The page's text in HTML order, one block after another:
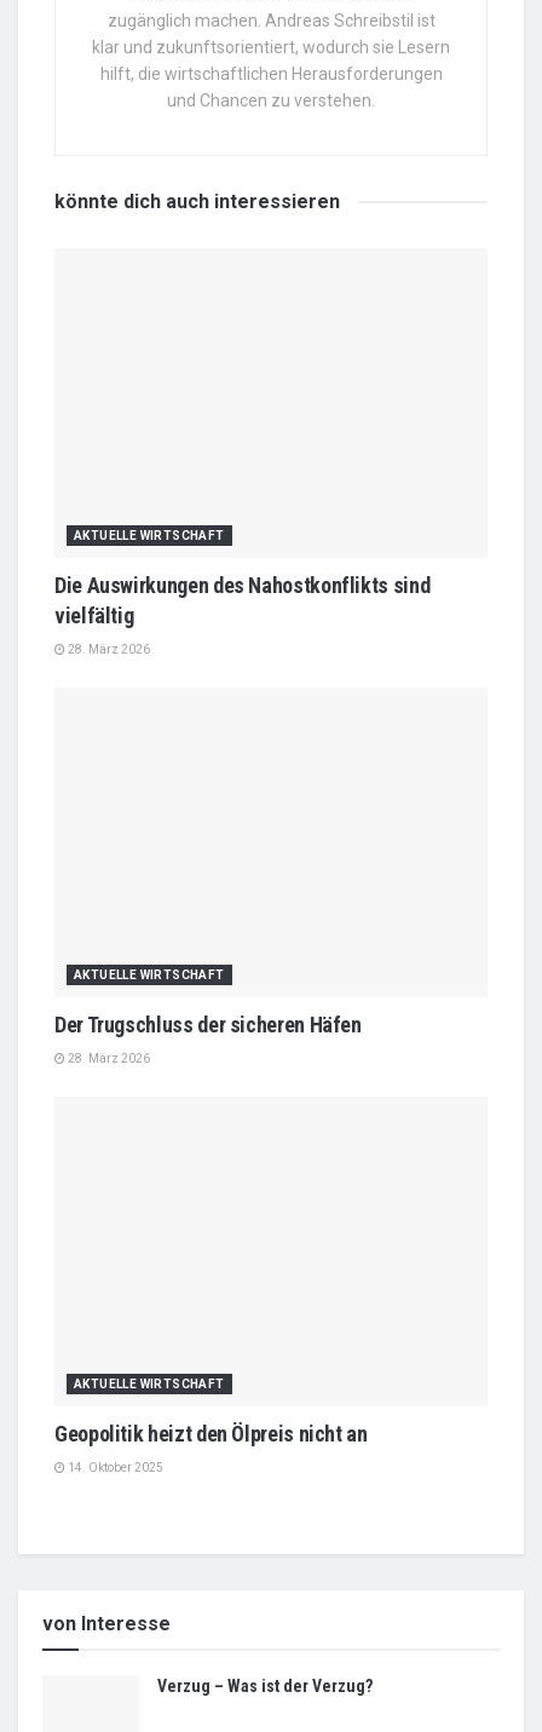
zugänglich machen. Andreas Schreibstil ist
klar und zukunftsorientiert, wodurch sie Lesern
hilft, die wirtschaftlichen Herausforderungen
und Chancen zu verstehen.
könnte dich auch interessieren
AKTUELLE WIRTSCHAFT
Die Auswirkungen des Nahostkonflikts sind
vielfältig
28. März 2026
AKTUELLE WIRTSCHAFT
Der Trugschluss der sicheren Häfen
28. März 2026
AKTUELLE WIRTSCHAFT
Geopolitik heizt den Ölpreis nicht an
14. Oktober 2025
von Interesse
Verzug – Was ist der Verzug?